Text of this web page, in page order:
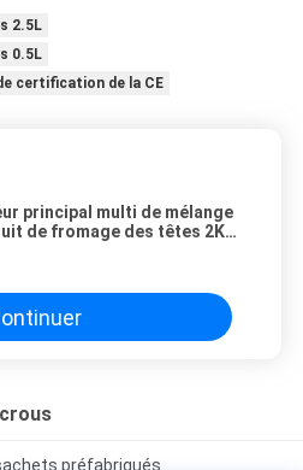
2.5L
0.5L
certification de la CE
principal multi de mélange
de fromage des têtes 2KW
préfabriqués